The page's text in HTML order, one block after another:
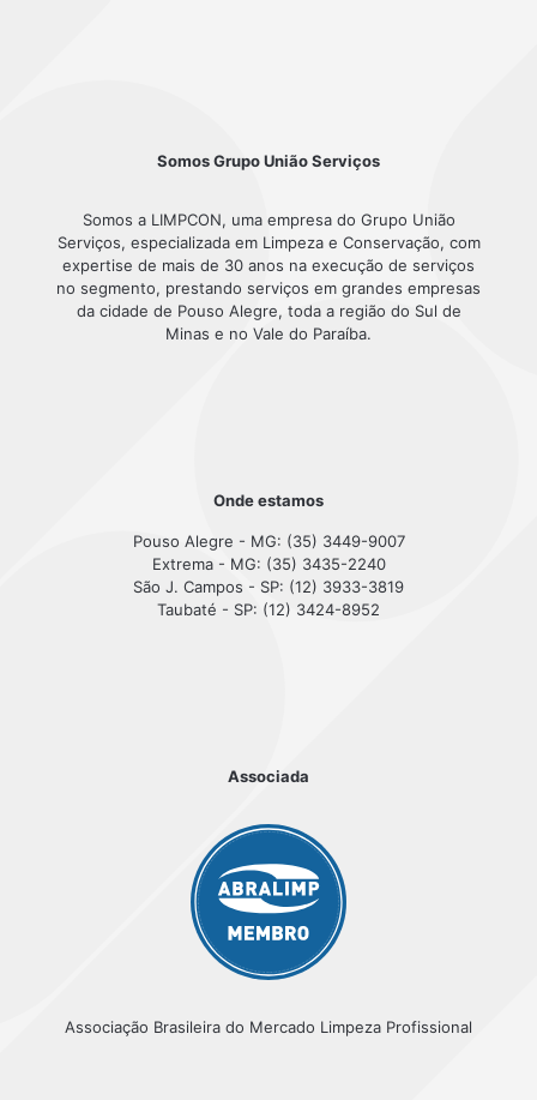
Somos Grupo União Serviços
Somos a LIMPCON, uma empresa do Grupo União
Serviços, especializada em Limpeza e Conservação, com
expertise de mais de 30 anos na execução de serviços
no segmento, prestando serviços em grandes empresas
da cidade de Pouso Alegre, toda a região do Sul de
Minas e no Vale do Paraíba.
Onde estamos
Pouso Alegre - MG: (35) 3449-9007
Extrema - MG: (35) 3435-2240
São J. Campos - SP: (12) 3933-3819
Taubaté - SP: (12) 3424-8952
Associada
Associação Brasileira do Mercado Limpeza Profissional